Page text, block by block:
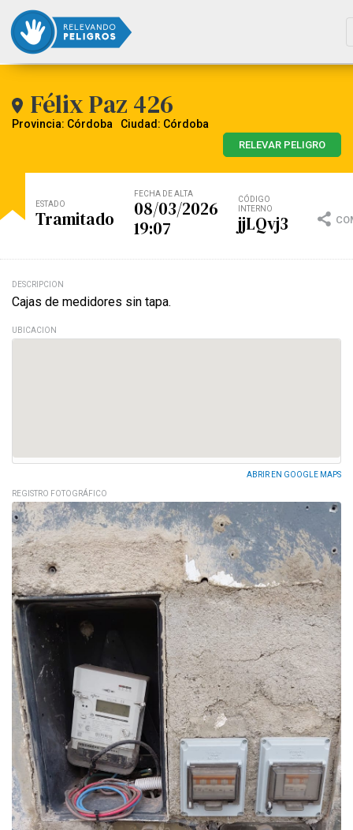
Félix Paz 426
Provincia: Córdoba Ciudad: Córdoba
RELEVAR PELIGRO
ESTADO
Tramitado
FECHA DE ALTA
08/03/2026
19:07
CÓDIGO
INTERNO
jjLQvj3
DESCRIPCION
Cajas de medidores sin tapa.
UBICACION
ABRIR EN GOOGLE MAPS
REGISTRO FOTOGRÁFICO